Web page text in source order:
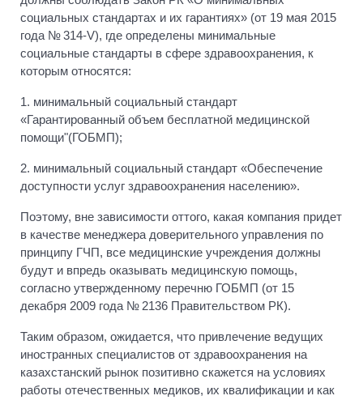
социальных стандартах и их гарантиях» (от 19 мая 2015
года № 314-V), где определены минимальные
социальные стандарты в сфере здравоохранения, к
которым относятся:
1. минимальный социальный стандарт
«Гарантированный объем бесплатной медицинской
помощи"(ГОБМП);
2. минимальный социальный стандарт «Обеспечение
доступности услуг здравоохранения населению».
Поэтому, вне зависимости оттого, какая компания придет
в качестве менеджера доверительного управления по
принципу ГЧП, все медицинские учреждения должны
будут и впредь оказывать медицинскую помощь,
согласно утвержденному перечню ГОБМП (от 15
декабря 2009 года № 2136 Правительством РК).
Таким образом, ожидается, что привлечение ведущих
иностранных специалистов от здравоохранения на
казахстанский рынок позитивно скажется на условиях
работы отечественных медиков, их квалификации и как